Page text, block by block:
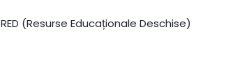
RED (Resurse Educaționale Deschise)